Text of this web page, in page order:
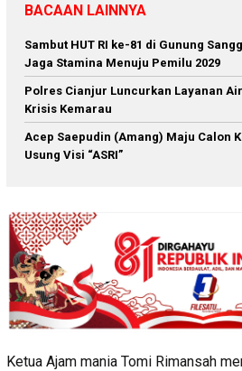
BACAAN LAINNYA
Sambut HUT RI ke-81 di Gunung
Jaga Stamina Menuju Pemilu 2029
Polres Cianjur Luncurkan Layanan
Krisis Kemarau
Acep Saepudin (Amang) Maju Calon
Usung Visi “ASRI”
Ketua Ajam mania Tomi Rimansah